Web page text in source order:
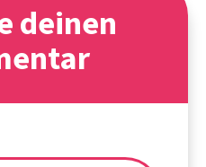
deinen